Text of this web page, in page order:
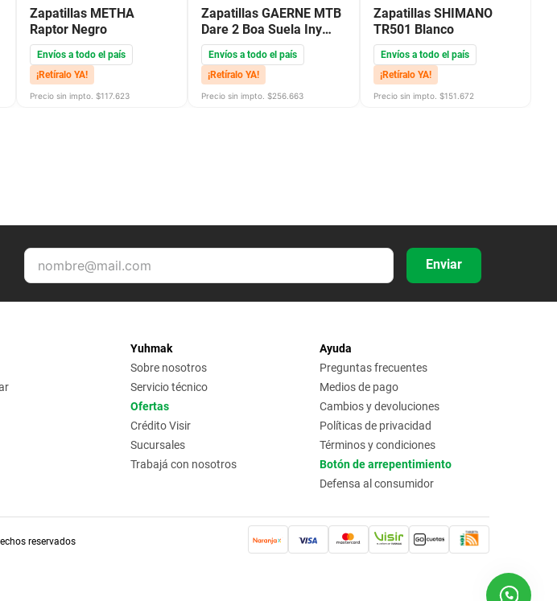
Zapatillas METHA
Raptor Negro
Envíos a todo el país
¡Retíralo YA!
Precio sin impto. $117.623
Zapatillas GAERNE MTB
Dare 2 Boa Suela Iny
Nylon Bordeaux
Envíos a todo el país
¡Retíralo YA!
Precio sin impto. $256.663
Zapatillas SHIMANO
TR501 Blanco
Envíos a todo el país
¡Retíralo YA!
Precio sin impto. $151.672
Enviar
Yuhmak
Sobre nosotros
Servicio técnico
Ofertas
Crédito Visir
Sucursales
Trabajá con nosotros
Ayuda
Preguntas frecuentes
Medios de pago
Cambios y devoluciones
Políticas de privacidad
Términos y condiciones
Botón de arrepentimiento
Defensa al consumidor
reservados